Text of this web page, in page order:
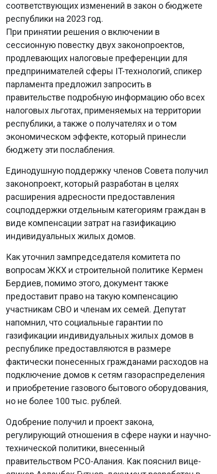
соответствующих изменений в закон о бюджете
республики на 2023 год.
При принятии решения о включении в
сессионную повестку двух законопроектов,
продлевающих налоговые преференции для
предпринимателей сферы IT-технологий, спикер
парламента предложил запросить в
правительстве подробную информацию обо всех
налоговых льготах, применяемых на территории
республики, а также о получателях и о том
экономическом эффекте, который принесли
бюджету эти послабления.
Единодушную поддержку членов Совета получил
законопроект, который разработан в целях
расширения адресности предоставления
соцподдержки отдельным категориям граждан в
виде компенсации затрат на газификацию
индивидуальных жилых домов.
Как уточнил зампредседателя комитета по
вопросам ЖКХ и строительной политике Кермен
Бердиев, помимо этого, документ также
предоставит право на такую компенсацию
участникам СВО и членам их семей. Депутат
напомнил, что социальные гарантии по
газификации индивидуальных жилых домов в
республике предоставляются в размере
фактически понесенных гражданами расходов на
подключение домов к сетям газораспределения
и приобретение газового бытового оборудования,
но не более 100 тыс. рублей.
Одобрение получил и проект закона,
регулирующий отношения в сфере науки и научно-
технической политики, внесенный
правительством РСО-Алания. Как пояснил вице-